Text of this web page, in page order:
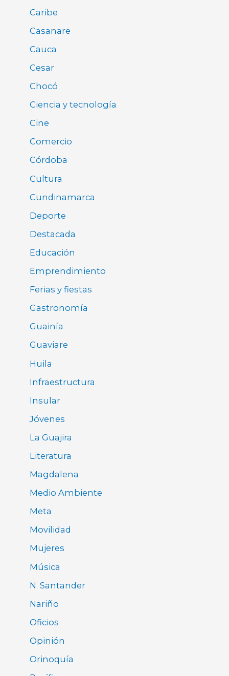
Caribe
Casanare
Cauca
Cesar
Chocó
Ciencia y tecnología
Cine
Comercio
Córdoba
Cultura
Cundinamarca
Deporte
Destacada
Educación
Emprendimiento
Ferias y fiestas
Gastronomía
Guainía
Guaviare
Huila
Infraestructura
Insular
Jóvenes
La Guajira
Literatura
Magdalena
Medio Ambiente
Meta
Movilidad
Mujeres
Música
N. Santander
Nariño
Oficios
Opinión
Orinoquía